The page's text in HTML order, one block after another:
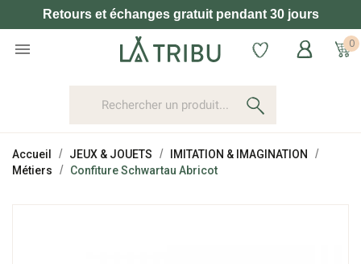
Retours et échanges gratuit pendant 30 jours
 0
Accueil JEUX & JOUETS
IMITATION & IMAGINATION
Métiers
Confiture Schwartau Abricot